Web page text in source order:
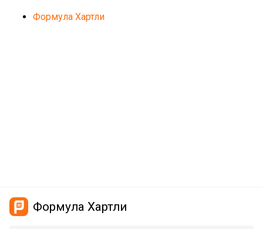
Формула Хартли
Формула Хартли